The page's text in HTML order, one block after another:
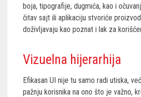
boja, tipografije, dugmića, kao i
čitav sajt ili aplikaciju stvoriće
doživljavaju kao poznat i lak za
Vizuelna hijerarhija
Efikasan UI nije tu samo radi utiska,
pažnju korisnika na ono što je važno,